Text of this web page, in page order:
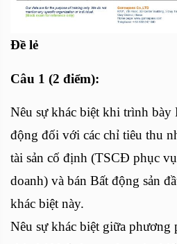
Đề lẻ
Câu 1 (2 điểm):
Nêu sự khác biệt khi trình bày
động đối với các chỉ tiêu thu
tài sản cố định (TSCĐ phục
doanh) và bán Bất động sản
khác biệt này.
Nêu sự khác biệt giữa phương